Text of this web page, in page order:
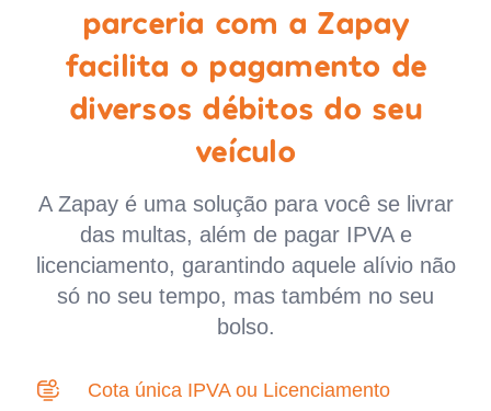
parceria com a Zapay
facilita o pagamento de
diversos débitos do seu
veículo
A Zapay é uma solução para você se livrar
das multas, além de pagar IPVA e
licenciamento, garantindo aquele alívio não
só no seu tempo, mas também no seu
bolso.
Cota única IPVA ou Licenciamento